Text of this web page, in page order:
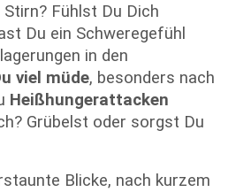
Fühlst Du Dich
Du ein Schweregefühl
in den
viel müde, besonders nach
Heißhungerattacken
Grübelst oder sorgst Du
Blicke, nach kurzem